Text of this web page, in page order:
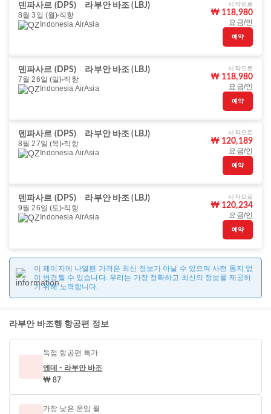
덴파사르 (DPS)
라부안 바조 (LBJ)
8월 3일 (월) 직항
Indonesia AirAsia
시작으로
₩ 118,980
요금/인
예약
덴파사르 (DPS)
라부안 바조 (LBJ)
7월 26일 (일) 직항
Indonesia AirAsia
시작으로
₩ 118,980
요금/인
예약
덴파사르 (DPS)
라부안 바조 (LBJ)
8월 27일 (목) 직항
Indonesia AirAsia
시작으로
₩ 120,189
요금/인
예약
덴파사르 (DPS)
라부안 바조 (LBJ)
9월 26일 (토) 직항
Indonesia AirAsia
시작으로
₩ 120,234
요금/인
예약
이 페이지에 나열된 가격은 최신 정보가 아닐 수 있으며 사전 통지 없
이 변경될 수 있습니다. 우리는 가장 정확하고 최신의 정보를 제공하
기 위해 노력합니다.
라부안 바조행 항공편 정보
독점 항공편 특가
엔데 - 라부안 바조
₩ 87
가장 낮은 운임 월